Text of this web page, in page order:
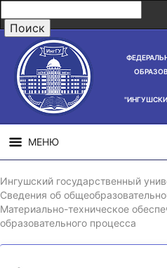
МЕНЮ
СВЕДЕНИЯ ОБ
ОБРАЗОВАТЕЛЬНОЙ
ОРГАНИЗАЦИИ
Ингушский государственный
Сведения об
Материально-техническое
образовательного процесса